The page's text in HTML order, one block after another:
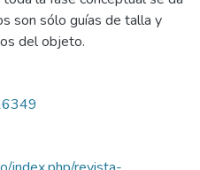
son sólo guías de talla y
del objeto.